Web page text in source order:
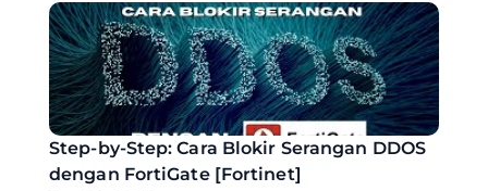
Step-by-Step: Cara Blokir Serangan DDOS
dengan FortiGate [Fortinet]